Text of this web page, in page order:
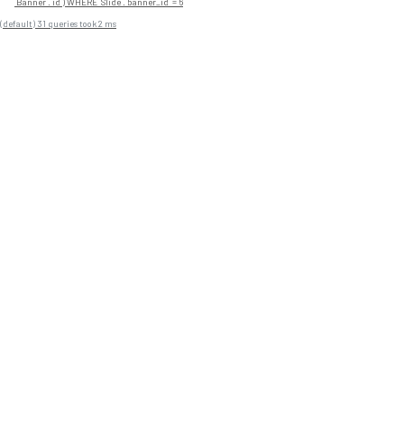
(default) 31 queries took 2 ms